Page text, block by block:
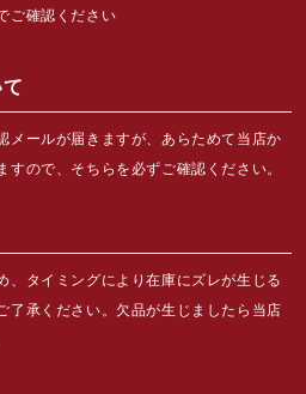
ご確認ください
メールが届きますが、あらためて当店か
ので、そちらを必ずご確認ください。
、タイミングにより在庫にズレが生じる
了承ください。欠品が生じましたら当店